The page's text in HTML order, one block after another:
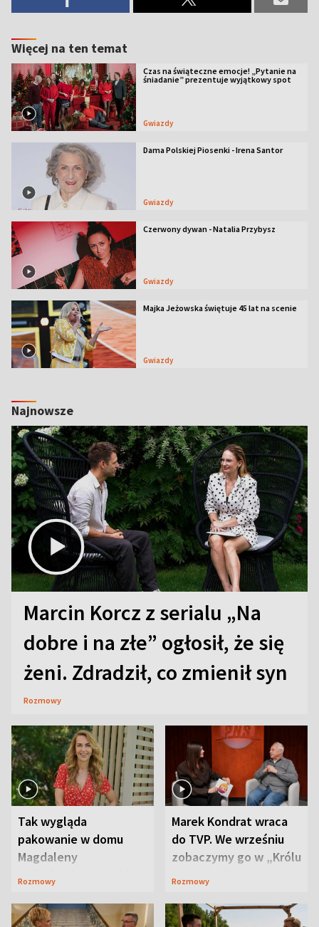
Więcej na ten temat
Czas na świąteczne emocje! „Pytanie na
śniadanie” prezentuje wyjątkowy spot
Gwiazdy
Dama Polskiej Piosenki - Irena Santor
Gwiazdy
Czerwony dywan - Natalia Przybysz
Gwiazdy
Majka Jeżowska świętuje 45 lat na scenie
Gwiazdy
Najnowsze
Marcin Korcz z serialu „Na
dobre i na złe” ogłosił, że się
żeni. Zdradził, co zmienił syn
Rozmowy
Tak wygląda
pakowanie w domu
Magdaleny
Waligórskiej-Lisieckiej.
Rozmowy
Marek Kondrat wraca
do TVP. We wrześniu
zobaczymy go w „Królu
Maciusiu I”
Rozmowy